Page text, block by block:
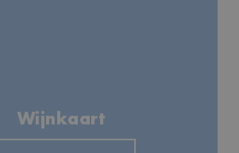
Wijnkaart